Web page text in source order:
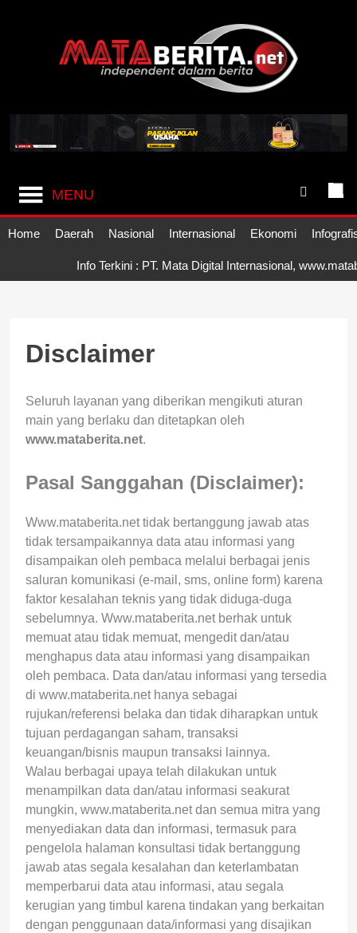
Mataberita
MENU
Home Daerah Nasional Internasional Ekonomi
Info Terkini : PT. Mata Digital Internasional,
Disclaimer
Seluruh layanan yang diberikan mengikuti aturan
main yang berlaku dan ditetapkan oleh
www.mataberita.net.
Pasal Sanggahan (Disclaimer):
Www.mataberita.net tidak bertanggung jawab atas
tidak tersampaikannya data atau informasi yang
disampaikan oleh pembaca melalui berbagai jenis
saluran komunikasi (e-mail, sms, online form) karena
faktor kesalahan teknis yang tidak diduga-duga
sebelumnya. Www.mataberita.net berhak untuk
memuat atau tidak memuat, mengedit dan/atau
menghapus data atau informasi yang disampaikan
oleh pembaca. Data dan/atau informasi yang tersedia
di www.mataberita.net hanya sebagai
rujukan/referensi belaka dan tidak diharapkan untuk
tujuan perdagangan saham, transaksi
keuangan/bisnis maupun transaksi lainnya.
Walau berbagai upaya telah dilakukan untuk
menampilkan data dan/atau informasi seakurat
mungkin, www.mataberita.net dan semua mitra yang
menyediakan data dan informasi, termasuk para
pengelola halaman konsultasi tidak bertanggung
jawab atas segala kesalahan dan keterlambatan
memperbarui data atau informasi, atau segala
kerugian yang timbul karena tindakan yang berkaitan
dengan penggunaan data/informasi yang disajikan